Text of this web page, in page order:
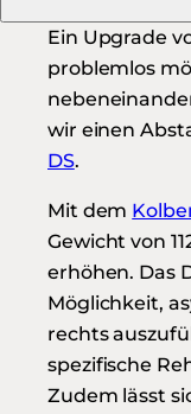
Ein Upgrade
problemlos
wir einen
DS.
Mit dem
Gewicht von
erhöhen. Das
Möglichkeit,
rechts
spezifische
Zudem lässt